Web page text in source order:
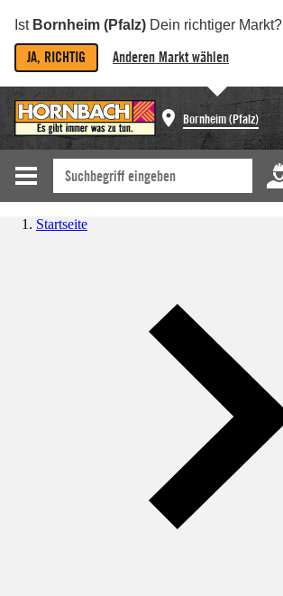
Ist Bornheim (Pfalz) Dein richtiger Markt?
JA, RICHTIG Anderen Markt wählen
Bornheim (Pfalz)
Startseite